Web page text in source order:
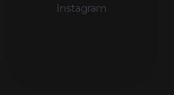
Instagram